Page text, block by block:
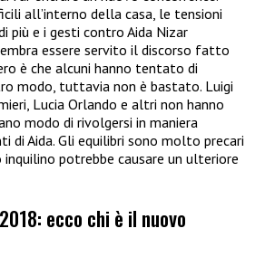
all’interno della casa, le tensioni
più e i gesti contro Aida Nizar
essere servito il discorso fatto
è che alcuni hanno tentato di
modo, tuttavia non è bastato. Luigi
Lucia Orlando e altri non hanno
modo di rivolgersi in maniera
di Aida. Gli equilibri sono molto precari
inquilino potrebbe causare un ulteriore
ecco chi è il nuovo